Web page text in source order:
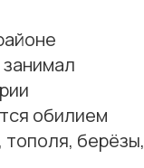
обилием
берёзы,